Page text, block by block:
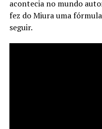
acontecia no mundo
fez do Miura uma
seguir.